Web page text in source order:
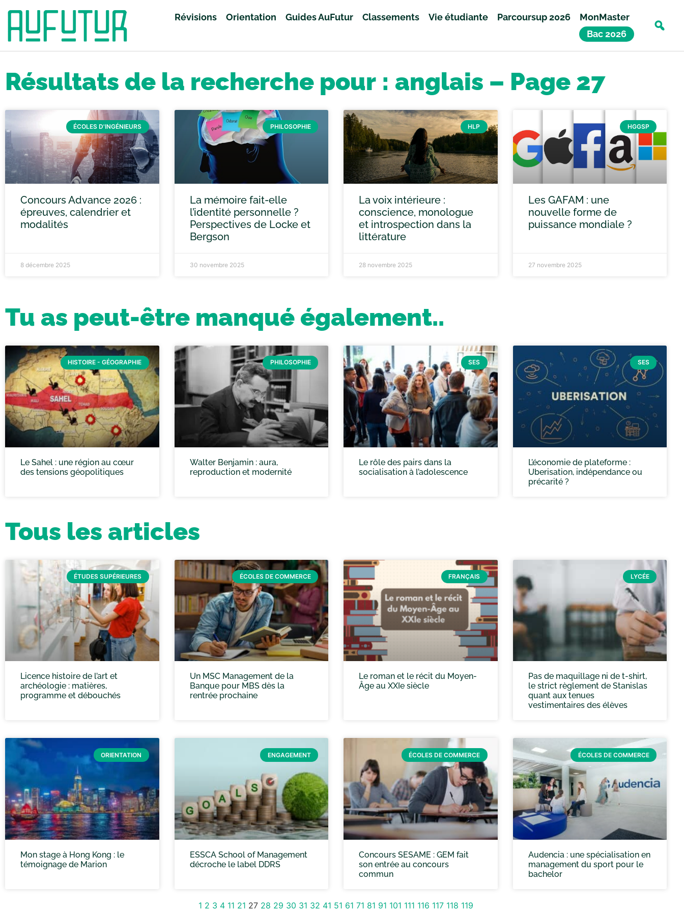
Révisions Orientation Guides AuFutur Classements Vie étudiante Parcoursup 2026
MonMaster
Bac 2026
Résultats de la recherche pour : anglais – Page 27
ÉCOLES D'INGÉNIEURS
Concours Advance 2026 :
épreuves, calendrier et
modalités
8 décembre 2025
PHILOSOPHIE
La mémoire fait-elle
l’identité personnelle ?
Perspectives de Locke et
Bergson
30 novembre 2025
HLP
La voix intérieure :
conscience, monologue
et introspection dans la
littérature
28 novembre 2025
HGGSP
Les GAFAM : une
nouvelle forme de
puissance mondiale ?
27 novembre 2025
Tu as peut-être manqué également..
HISTOIRE - GÉOGRAPHIE
Le Sahel : une région au cœur
des tensions géopolitiques
PHILOSOPHIE
Walter Benjamin : aura,
reproduction et modernité
SES
Le rôle des pairs dans la
socialisation à l’adolescence
SES
L’économie de plateforme :
Uberisation, indépendance ou
précarité ?
Tous les articles
ÉTUDES SUPÉRIEURES
Licence histoire de l’art et
archéologie : matières,
programme et débouchés
ÉCOLES DE COMMERCE
Un MSC Management de la
Banque pour MBS dès la
rentrée prochaine
FRANÇAIS
Le roman et le récit du Moyen-
Âge au XXIe siècle
LYCÉE
Pas de maquillage ni de t-shirt,
le strict règlement de Stanislas
quant aux tenues
vestimentaires des élèves
ORIENTATION
Mon stage à Hong Kong : le
témoignage de Marion
ENGAGEMENT
ESSCA School of Management
décroche le label DDRS
ÉCOLES DE COMMERCE
Concours SESAME : GEM fait
son entrée au concours
commun
ÉCOLES DE COMMERCE
Audencia : une spécialisation en
management du sport pour le
bachelor
1 2 3 4 11 21 27 28 29 30 31 32 41 51 61 71 81 91 101 111 116 117 118 119